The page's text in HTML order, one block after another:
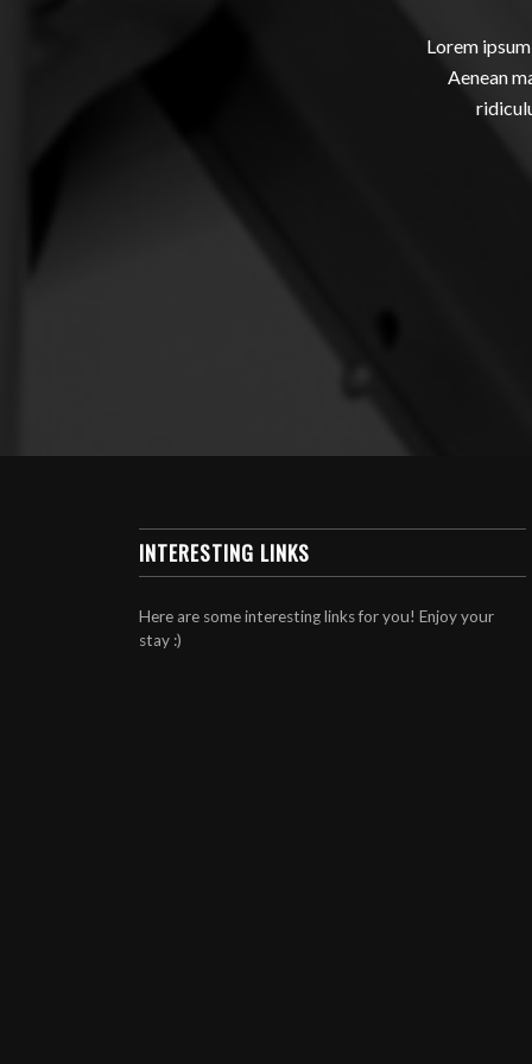
Lorem
Aenean
INTERESTING LINKS
Here are some interesting links for you! Enjoy your
stay :)